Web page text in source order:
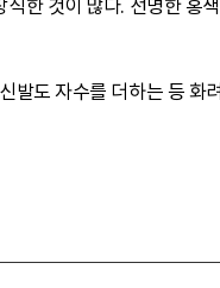
한 것이 많다. 선명한 홍
발도 자수를 더하는 등 화